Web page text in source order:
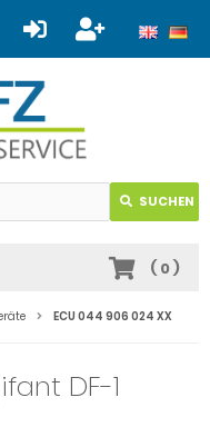
SUCHEN
( 0)
ECU 044 906 024 XX
DF-1